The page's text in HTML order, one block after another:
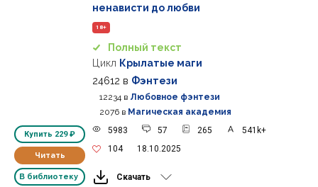
Купить 229 ₽
Читать
В библиотеку
ненависти до любви
18+
Полный текст
Цикл Крылатые маги
24612 в Фэнтези
12234 в Любовное фэнтези
2076 в Магическая академия
5983
57 265
541k+
104
18.10.2025
Скачать